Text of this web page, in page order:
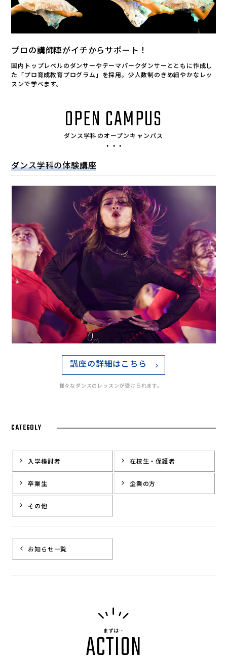
プロの講師陣がイチからサポート！
国内トップレベルのダンサーやテーマパークダンサーとともに作成し
た「プロ育成教育プログラム」を採用。少人数制のきめ細やかなレッ
スンで学べます。
OPEN CAMPUS
ダンス学科のオープンキャンパス
ダンス学科の体験講座
様々なダンスのレッスンが受けられます。
講座の詳細はこちら
CATEGOLY
入学検討者 在校生・保護者
卒業生 企業の方
その他
お知らせ一覧
まずは…
ACTION